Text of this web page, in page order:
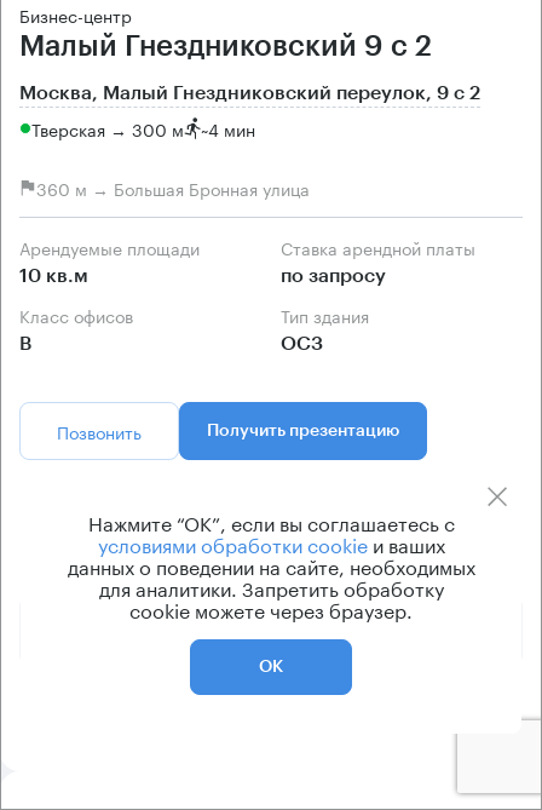
Бизнес-центр
Малый Гнездниковский 9 с 2
Москва, Малый Гнездниковский переулок, 9 с 2
Тверская → 300 м ~4 мин
360 м → Большая Бронная улица
Арендуемые площади
10 кв.м
Ставка арендной платы
по запросу
Класс офисов
B
Тип здания
ОСЗ
Позвонить Получить презентацию
Предложения по аренде в этом здании:
Площадь Арендная плата Этаж
660 420 ₽
1 400 000 ₽
Нажмите “ОК”, если вы соглашаетесь с
условиями обработки cookieи ваших
данных о поведении на сайте, необходимых
для аналитики. Запретить обработку
cookie можете через браузер.
ОК